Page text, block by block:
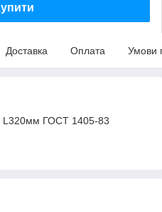
Доставка Оплата Умови
L320мм ГОСТ 1405-83